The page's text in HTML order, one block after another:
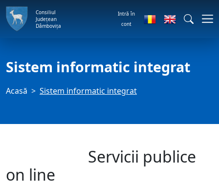
Consiliul
Județean
Dâmbovița
Intră în
cont
Sistem informatic integrat
Acasă Sistem informatic integrat
Servicii publice
on line